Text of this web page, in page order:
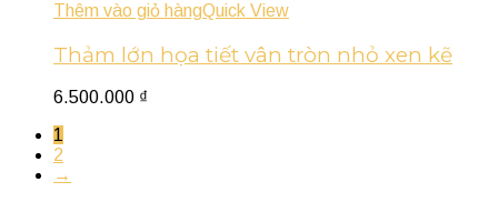
Thêm vào giỏ hàngQuick View
Thảm lớn họa tiết vân tròn nhỏ xen kẽ
6.500.000 ₫
1
2
→